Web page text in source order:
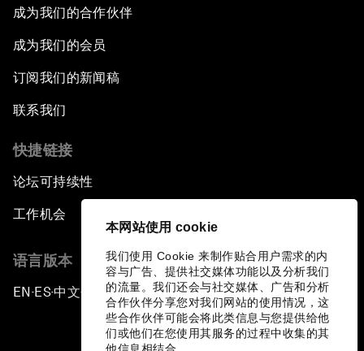
本网站使用 cookie
我们使用 Cookie 来制作贴合用户需求的内
容与广告、提供社交媒体功能以及分析我们
的流量。我们还会与社交媒体、广告和分析
合作伙伴分享您对我们网站的使用情况，这
些合作伙伴可能会将此类信息与您提供给他
们或他们在您使用其服务的过程中收集的其
成为我们的合作伙伴
成为我们的会员
订阅我们的新闻稿
联系我们
快捷链接
论坛可持续性
工作机会
语言版本
EN ▪ES▪中文▪ 日本語